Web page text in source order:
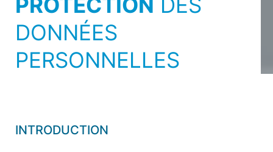
DONNÉES
PERSONNELLES
INTRODUCTION